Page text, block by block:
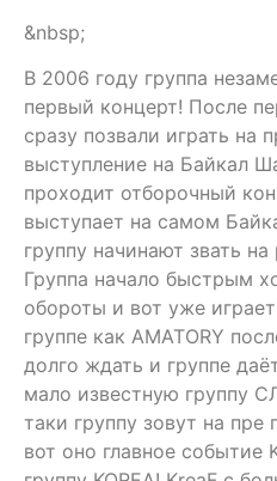
&nbsp;
В 2006 году группа
первый концерт! После
сразу позвали играть на
выступление на Байкал
проходит отборочный
выступает на самом
группу начинают звать
Группа начало быстрым
обороты и вот уже
группе как АМАТОRY
долго ждать и группе
мало известную группу
таки группу зовут на пре
вот оно главное событие